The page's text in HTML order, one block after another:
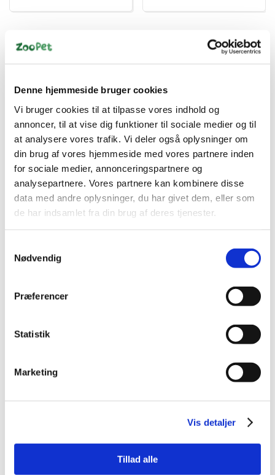
Denne hjemmeside bruger cookies
Vi bruger cookies til at tilpasse vores indhold og
annoncer, til at vise dig funktioner til sociale medier og til
at analysere vores trafik. Vi deler også oplysninger om
din brug af vores hjemmeside med vores partnere inden
for sociale medier, annonceringspartnere og
analysepartnere. Vores partnere kan kombinere disse
data med andre oplysninger, du har givet dem, eller som
de har indsamlet fra din brug af deres tjenester.
Nødvendig
Præferencer
Statistik
Marketing
Vis detaljer
Tillad alle
Bestsælgende varer i Bamser, stof, skind
& pels
Spar 41%
DKK 59,00
Spar 50%
Warm bear med pose til
Køb nu